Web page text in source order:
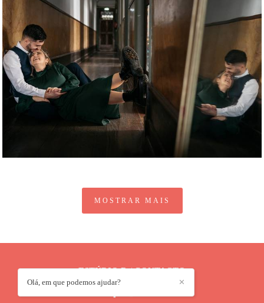
1069
MOSTRAR MAIS
ESTÚDIO D/CONTACTO
✕
Olá, em que podemos ajudar?